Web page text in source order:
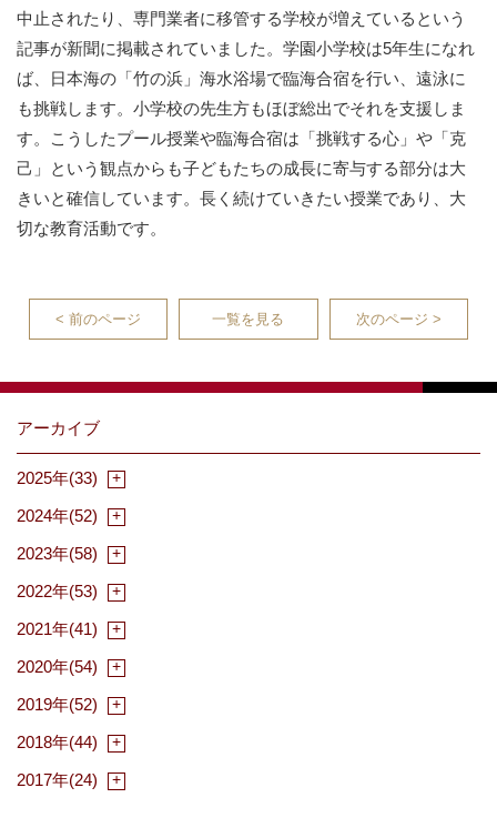
中止されたり、専門業者に移管する学校が増えているという
記事が新聞に掲載されていました。学園小学校は5年生になれ
ば、日本海の「竹の浜」海水浴場で臨海合宿を行い、遠泳に
も挑戦します。小学校の先生方もほぼ総出でそれを支援しま
す。こうしたプール授業や臨海合宿は「挑戦する心」や「克
己」という観点からも子どもたちの成長に寄与する部分は大
きいと確信しています。長く続けていきたい授業であり、大
切な教育活動です。
< 前のページ 一覧を見る 次のページ >
アーカイブ
2025年(33)
2024年(52)
2023年(58)
2022年(53)
2021年(41)
2020年(54)
2019年(52)
2018年(44)
2017年(24)